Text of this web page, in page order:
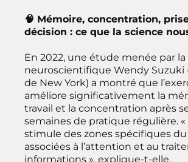
🧠 Mémoire, concentration,
décision : ce que la science
En 2022, une étude menée par la
neuroscientifique Wendy Suzuki
de New York) a montré que
améliore significativement la
travail et la concentration après
semaines de pratique régulière. «
stimule des zones spécifiques
associées à l’attention et au
informations », explique-t-elle.